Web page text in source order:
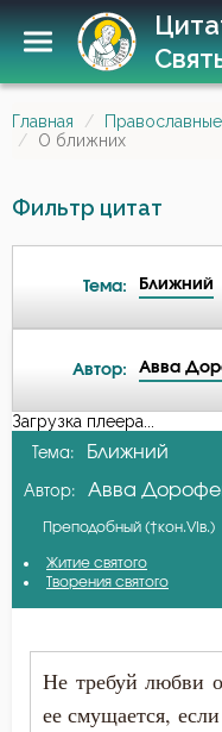
Главная
О ближних
Фильтр цитат
Тема: Ближний
Беседа
Бесы
Благодарность
Блуд
Автор: Авва
А-я
Авва Дорофей
Авва Филимон
Амвросий
Антоний Великий
Загрузка плеера...
Тема: Ближний
Автор: Авва
Преподобный (†кон.VIв.)
Житие святого
Творения святого
Не требуй любви
ее смущается,